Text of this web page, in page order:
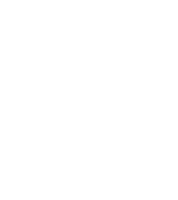
ცვლის ისეთი ექსკლუზიური მასალების
ნებისმიერი ნივთის უფრო დაბალი
ერთ-ერთი გზაა მუდმივი Ceramic Pro
გლუვი ზედა საფარის სახით. Ceramic Pro-ს
ცილინდრები ფიქსირდება მილში,
შემცირება 3%-მდე, რაც იწვევს
ეფექტურობას, თუ ვისაუბრებთ
მაღალი მგრძნობელობის
ზონაში და ეტლი — პლატფორმა,
კითხულობენ ექსპერიმენტის
შორის. ჩვენ მივიღეთ მონაცემები, რომ
შეიძლება უფრო უკეთესიც კი
ტრანსპორტის მუშაობის შემცირებით.
NF29).
დაცვისთვის სულ უფრო მნიშვნელოვანი
გამოყენება მოითხოვს ზედაპირის
ძლიერია დაფარულ მასალაზე მავნე
მასას, ამიტომ ფართობის სუფთა და
Ceramic Pro Tag-ის ადამიანის
აჩქარებს UV-შუქის ქიმიურ რეაქციას,
რჩება შუქის გარეშეც, ეს
შემდეგ ბნელში ინახება. ბაქტერიების
მაგრამ გავრცელებული მიკრობების
ტექსტილის ფარდები ან ავეჯის
Bureau Veritas Type Approval as an organotin-free
— lead, cadmium, mercury, arsenic, chromium,
system under IMO MEPC.195(61), valid
253 listed substances were detected above the
49.50 kW/m², non-ignition in ISO 5658-2), heat
(EN 17084) — every value far below the strictest